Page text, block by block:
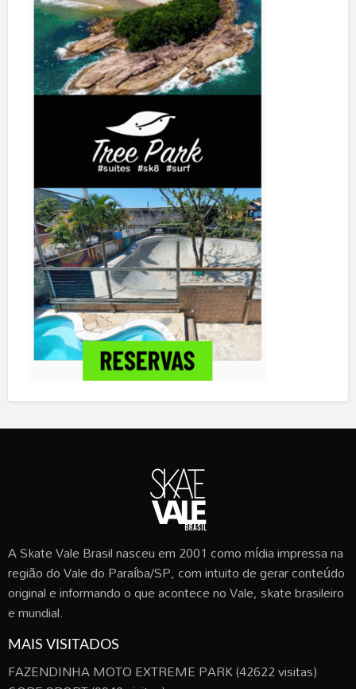
A Skate Vale Brasil nasceu em 2001 como mídia impressa na
região do Vale do Paraíba/SP, com intuito de gerar conteúdo
original e informando o que acontece no Vale, skate brasileiro
e mundial.
MAIS VISITADOS
FAZENDINHA MOTO EXTREME PARK(42622 visitas)